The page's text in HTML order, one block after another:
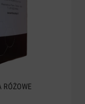
RÓŻOWE